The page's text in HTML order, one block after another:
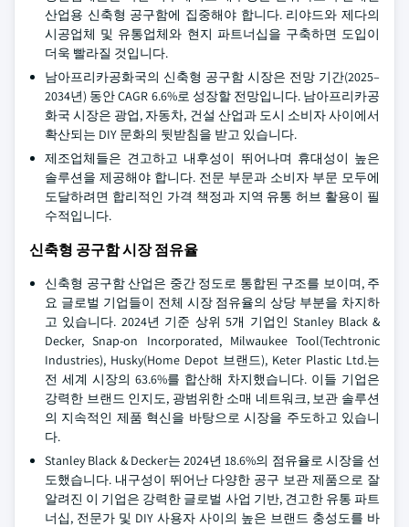
산업용 신축형 공구함에 집중해야 합니다. 리야드와 제다의
시공업체 및 유통업체와 현지 파트너십을 구축하면 도입이
더욱 빨라질 것입니다.
남아프리카공화국의 신축형 공구함 시장은 전망 기간(2025–
2034년) 동안 CAGR 6.6%로 성장할 전망입니다. 남아프리카공
화국 시장은 광업, 자동차, 건설 산업과 도시 소비자 사이에서
확산되는 DIY 문화의 뒷받침을 받고 있습니다.
제조업체들은 견고하고 내후성이 뛰어나며 휴대성이 높은
솔루션을 제공해야 합니다. 전문 부문과 소비자 부문 모두에
도달하려면 합리적인 가격 책정과 지역 유통 허브 활용이 필
수적입니다.
신축형 공구함 시장 점유율
신축형 공구함 산업은 중간 정도로 통합된 구조를 보이며, 주
요 글로벌 기업들이 전체 시장 점유율의 상당 부분을 차지하
고 있습니다. 2024년 기준 상위 5개 기업인 Stanley Black &
Decker, Snap-on Incorporated, Milwaukee Tool(Techtronic
Industries), Husky(Home Depot 브랜드), Keter Plastic Ltd.는
전 세계 시장의 63.6%를 합산해 차지했습니다. 이들 기업은
강력한 브랜드 인지도, 광범위한 소매 네트워크, 보관 솔루션
의 지속적인 제품 혁신을 바탕으로 시장을 주도하고 있습니
다.
Stanley Black & Decker는 2024년 18.6%의 점유율로 시장을 선
도했습니다. 내구성이 뛰어난 다양한 공구 보관 제품으로 잘
알려진 이 기업은 강력한 글로벌 사업 기반, 견고한 유통 파트
너십, 전문가 및 DIY 사용자 사이의 높은 브랜드 충성도를 바